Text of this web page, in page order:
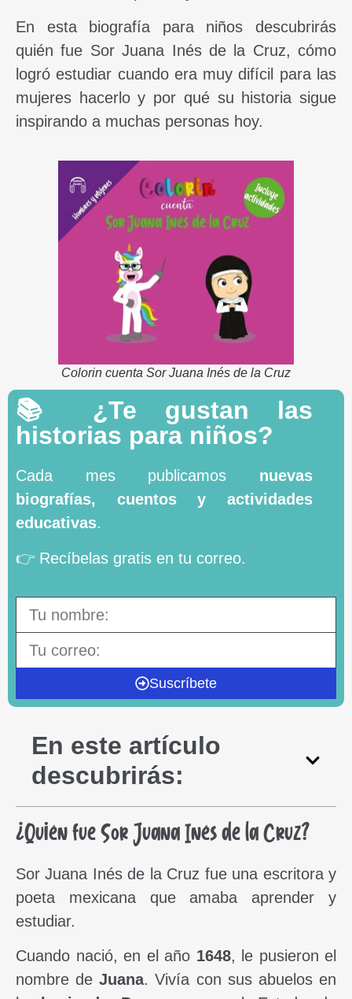
En esta biografía para niños descubrirás
quién fue Sor Juana Inés de la Cruz, cómo
logró estudiar cuando era muy difícil para las
mujeres hacerlo y por qué su historia sigue
inspirando a muchas personas hoy.
Colorin cuenta Sor Juana Inés de la Cruz
📚 ¿Te gustan las
historias para niños?
Cada mes publicamos nuevas
biografías, cuentos y actividades
educativas.
👉 Recíbelas gratis en tu correo.
Suscríbete
En este artículo
descubrirás:
¿Quién fue Sor Juana Inés de la Cruz?
Sor Juana Inés de la Cruz fue una escritora y
poeta mexicana que amaba aprender y
estudiar.
Cuando nació, en el año 1648, le pusieron el
nombre deJuana. Vivía con sus abuelos en